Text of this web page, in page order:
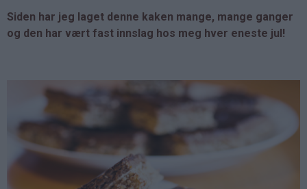
Siden har jeg laget denne kaken mange, mange ganger
og den har vært fast innslag hos meg hver eneste jul!